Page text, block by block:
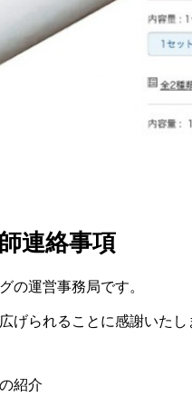
連絡事項
の運営事務局です。
げられることに感謝いたし
紹介